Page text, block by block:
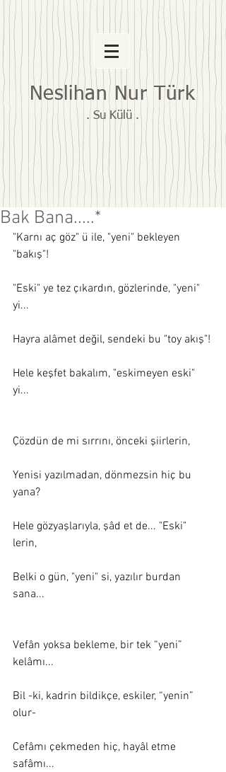
Neslihan Nur Türk
. Su Külü .
Bak Bana.....*
"Karnı aç göz" ü ile, "yeni" bekleyen
"bakış"!
"Eski" ye tez çıkardın, gözlerinde, "yeni"
yi...
Hayra alâmet değil, sendeki bu "toy akış"!
Hele keşfet bakalım, "eskimeyen eski"
yi...
Çözdün de mi sırrını, önceki şiirlerin,
Yenisi yazılmadan, dönmezsin hiç bu
yana?
Hele gözyaşlarıyla, şâd et de... "Eski"
lerin,
Belki o gün, "yeni" si, yazılır burdan
sana...
Vefân yoksa bekleme, bir tek “yeni”
kelâmı...
Bil -ki, kadrin bildikçe, eskiler, “yenin”
olur-
Cefâmı çekmeden hiç, hayâl etme
safâmı...